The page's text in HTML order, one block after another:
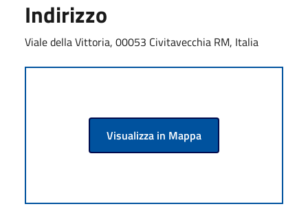
Indirizzo
Viale della Vittoria, 00053 Civitavecchia RM, Italia
Visualizza in Mappa